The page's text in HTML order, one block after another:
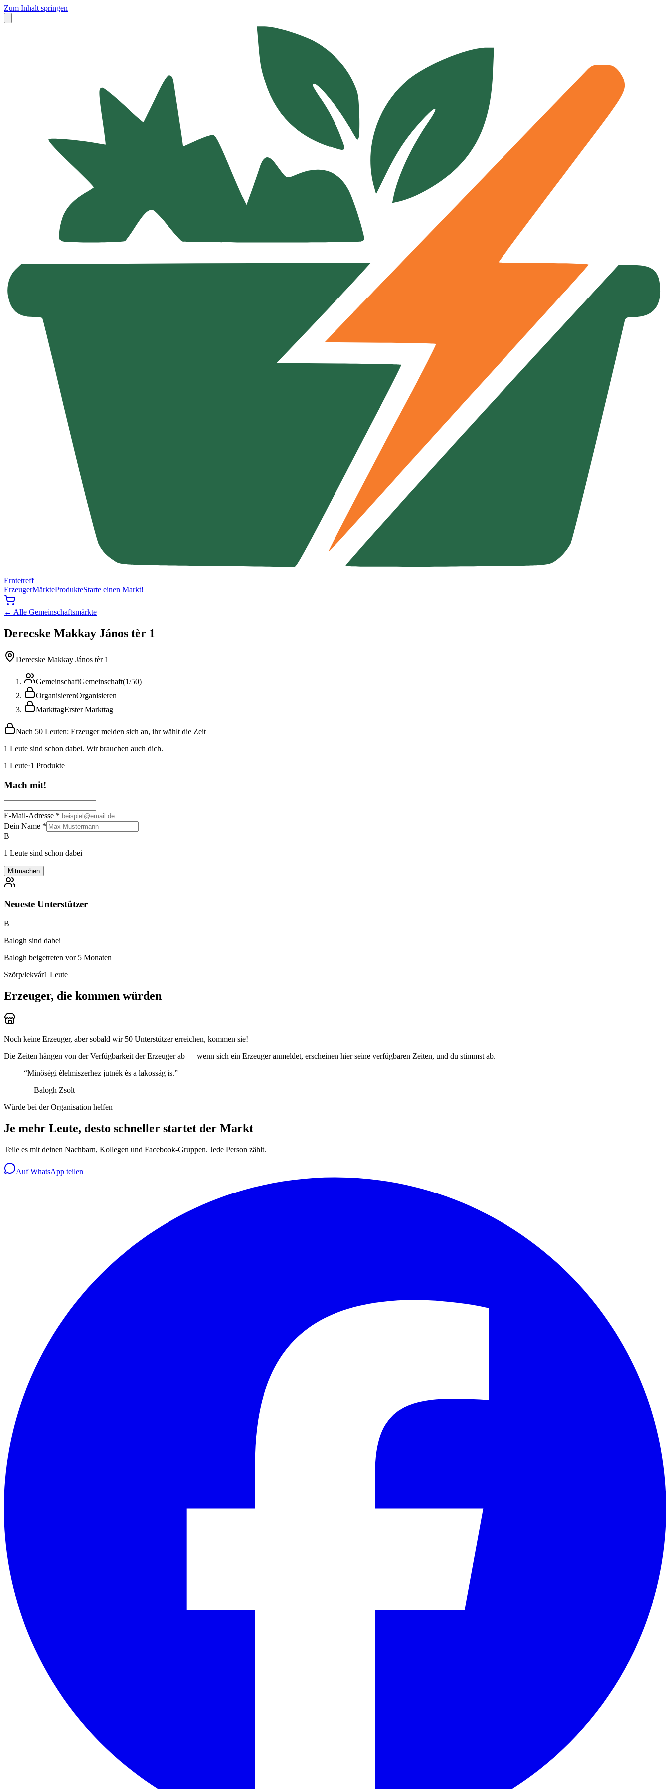
Zum Inhalt springen
Erntetreff
ErzeugerMärkteProdukteStarte einen Markt!
← Alle Gemeinschaftsmärkte
Derecske Makkay János tèr 1
Derecske Makkay János tèr 1
GemeinschaftGemeinschaft(1/50)
OrganisierenOrganisieren
MarkttagErster Markttag
Nach 50 Leuten: Erzeuger melden sich an, ihr wählt die Zeit
1 Leute sind schon dabei. Wir brauchen auch dich.
1 Leute·1 Produkte
Mach mit!
E-Mail-Adresse *
Dein Name *
B
1 Leute sind schon dabei
Mitmachen
Neueste Unterstützer
B
Balogh sind dabei
Balogh beigetreten vor 5 Monaten
Szörp/lekvár1 Leute
Erzeuger, die kommen würden
Noch keine Erzeuger, aber sobald wir 50 Unterstützer erreichen, kommen sie!
Die Zeiten hängen von der Verfügbarkeit der Erzeuger ab — wenn sich ein Erzeuger anmeldet, erscheinen hier seine verfügbaren Zeiten, und du stimmst ab.
“Minősègi èlelmiszerhez jutnèk ès a lakosság is.”
— Balogh Zsolt
Würde bei der Organisation helfen
Je mehr Leute, desto schneller startet der Markt
Teile es mit deinen Nachbarn, Kollegen und Facebook-Gruppen. Jede Person zählt.
Auf WhatsApp teilen